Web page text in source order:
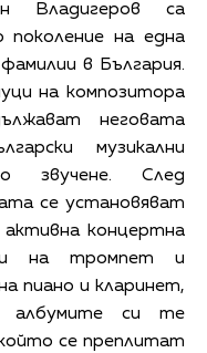
Владигеров са
на една
в България.
на композитора
неговата
музикални
звучене. След
се установяват
концертна
на тромпет и
пиано и кларинет,
албумите си те
се преплитат